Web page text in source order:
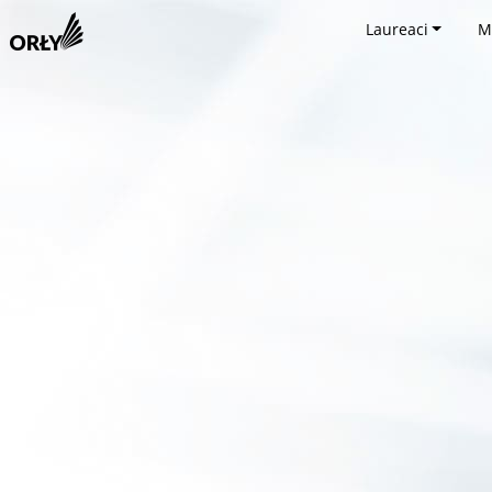
Laureaci